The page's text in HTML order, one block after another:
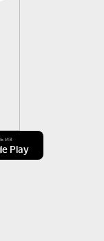
из
Play